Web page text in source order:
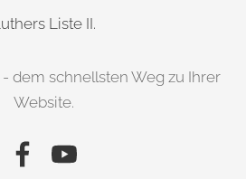
Liste II.
dem schnellsten Weg zu Ihrer
Website.